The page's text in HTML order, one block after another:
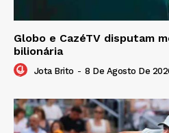
Globo e CazéTV disputam
bilionária
Jota Brito - 8 De Agosto De